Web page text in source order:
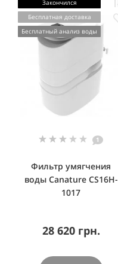
Закончился
Бесплатная доставка
Бесплатный анализ воды
1
Фильтр умягчения
воды Canature CS16H-
1017
28 620 грн.